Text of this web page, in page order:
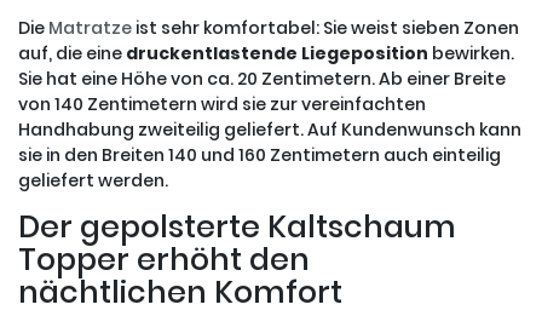
Die Matratze ist sehr komfortabel: Sie weist sieben Zonen
auf, die eine druckentlastende Liegeposition bewirken.
Sie hat eine Höhe von ca. 20 Zentimetern. Ab einer Breite
von 140 Zentimetern wird sie zur vereinfachten
Handhabung zweiteilig geliefert. Auf Kundenwunsch kann
sie in den Breiten 140 und 160 Zentimetern auch einteilig
geliefert werden.
Der gepolsterte Kaltschaum
Topper erhöht den
nächtlichen Komfort